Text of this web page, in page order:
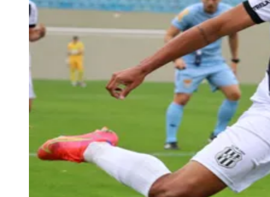
Esporte
Com gol anulado, Oeste Barueri e Ponte
Preta ficam no 0 a 0 pela Copa Paulista
Redação Jornal de Barueri
14 de agosto de 2023 às 14:56